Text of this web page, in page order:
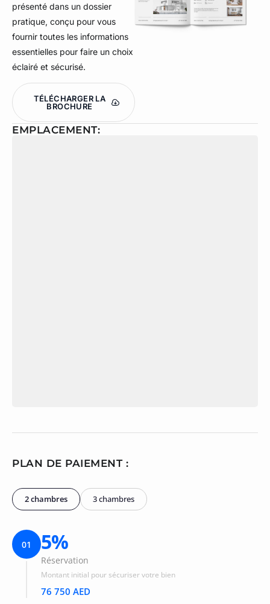
présenté dans un dossier
pratique, conçu pour vous
fournir toutes les informations
essentielles pour faire un choix
éclairé et sécurisé.
TÉLÉCHARGER LA
BROCHURE
EMPLACEMENT:
PLAN DE PAIEMENT :
2 chambres 3 chambres
01 5%
Réservation
Montant initial pour sécuriser votre bien
76 750 AED